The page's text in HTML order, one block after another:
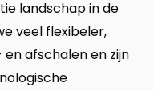
landschap in de
veel flexibeler,
afschalen en zijn